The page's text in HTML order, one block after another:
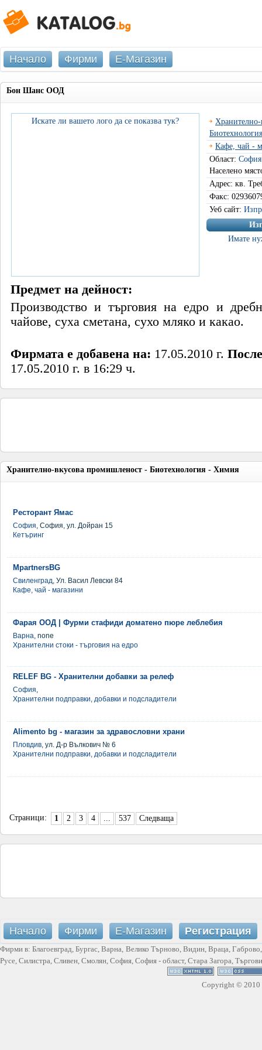
Начало Фирми Е-Магазин
Бон Шанс ООД
Искате ли вашето лого да се показва тук?
Кафе, чай -
Област: София
Населено
Адрес: кв.
Факс:
Уеб сайт:
Имате
Предмет на дейност:
Производство и търговия на едро и
чайове, суха сметана, сухо мляко и какао.
Фирмата е добавена на: 17.05.2010 г.
17.05.2010 г. в 16:29 ч.
Хранително-вкусова промишленост - Биотехнология - Химия
Ресторант Ямас
София, София, ул. Дойран 15
Кетъринг
MpartnersBG
Свиленград, Ул. Васил Левски 84
Кафе, чай - магазини
Фарая ООД | Фурми стафиди доматено пюре леблебия
Варна, none
Хранителни стоки - търговия на едро
RELEF BG - Хранителни добавки за релеф
София,
Хранителни подправки, добавки и подсладители
Alimento bg - магазин за здравословни храни
Пловдив, ул. Д-р Вълкович № 6
Хранителни подправки, добавки и подсладители
Страници: 1 2 3 4 ... 537 Следваща
Начало Фирми Е-Магазин Регистрация
Фирми в:Благоевград,Бургас,Варна, Велико Търново, Видин, Враца, Габрово
Русе, Силистра, Сливен, Смолян, София, София - област, Стара Загора,
Copyright © 2010